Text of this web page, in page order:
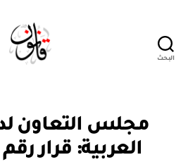
البحث
التصنيفات
مجلس التعاون
العربية: قرار